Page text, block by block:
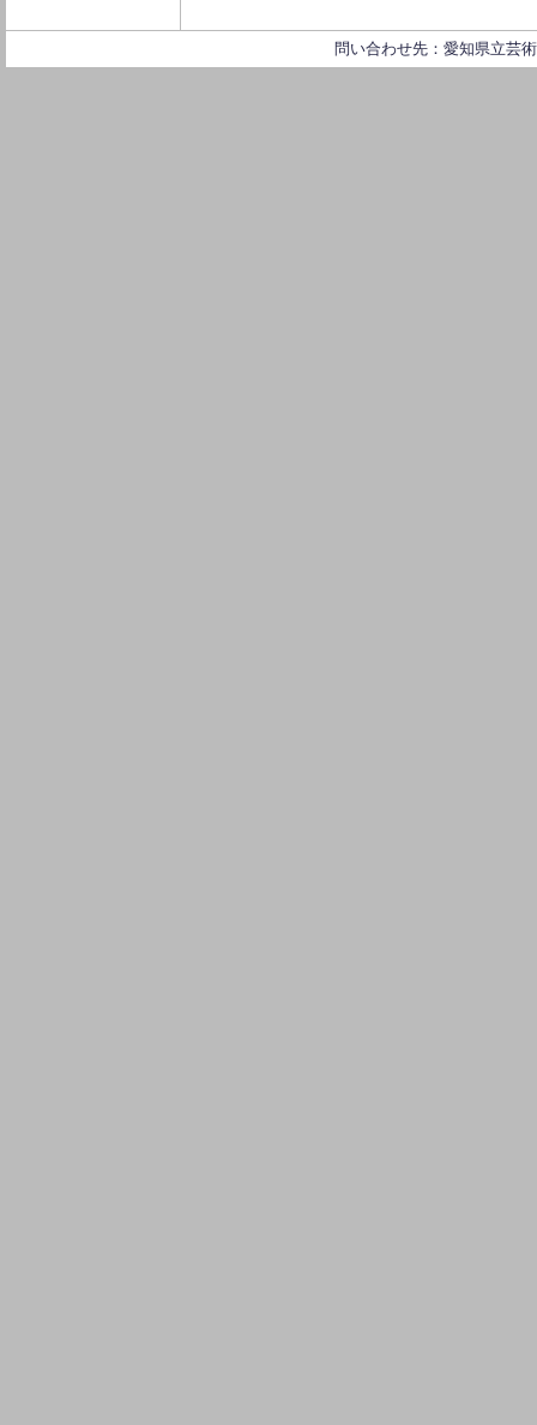
問い合わせ先：愛知県立芸